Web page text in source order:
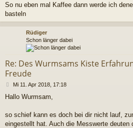
So nu eben mal Kaffee dann werde ich
basteln
Rüdiger
Schon länger dabei
Re: Des Wurmsams Kiste
Freude
B
i
r
a
Mi 11. Apr 2018, 17:18
Hallo Wurmsam,
so schief kann es doch bei dir nicht lauf,
eingestellt hat. Auch die Messwerte deuten